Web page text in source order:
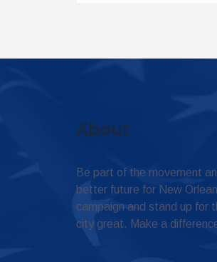
About
Be part of the movement
better future for New
campaign and stand up for
city great. Make a